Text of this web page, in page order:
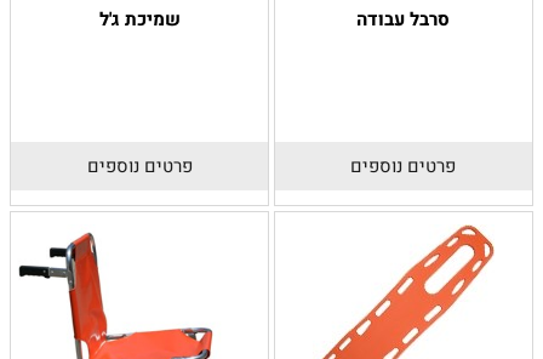
סרבל עבודה
פרטים נוספים
שמיכת ג'ל
פרטים נוספים